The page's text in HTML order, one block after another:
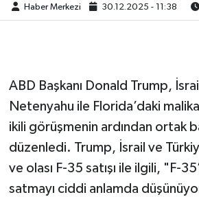
Haber Merkezi 30.12.2025 - 11:38
ABD Başkanı Donald Trump,
Netenyahu ile Florida’daki
ikili görüşmenin ardından ortak
düzenledi. Trump, İsrail ve
ve olası F-35 satışı ile ilgili, "F-
satmayı ciddi anlamda